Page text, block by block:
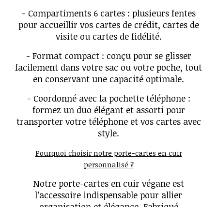
- Compartiments 6 cartes : plusieurs fentes
pour accueillir vos cartes de crédit, cartes de
visite ou cartes de fidélité.
- Format compact : conçu pour se glisser
facilement dans votre sac ou votre poche, tout
en conservant une capacité optimale.
- Coordonné avec la pochette téléphone :
formez un duo élégant et assorti pour
transporter votre téléphone et vos cartes avec
style.
Pourquoi choisir notre porte-cartes en cuir
personnalisé ?
Notre porte-cartes en cuir végane est
l’accessoire indispensable pour allier